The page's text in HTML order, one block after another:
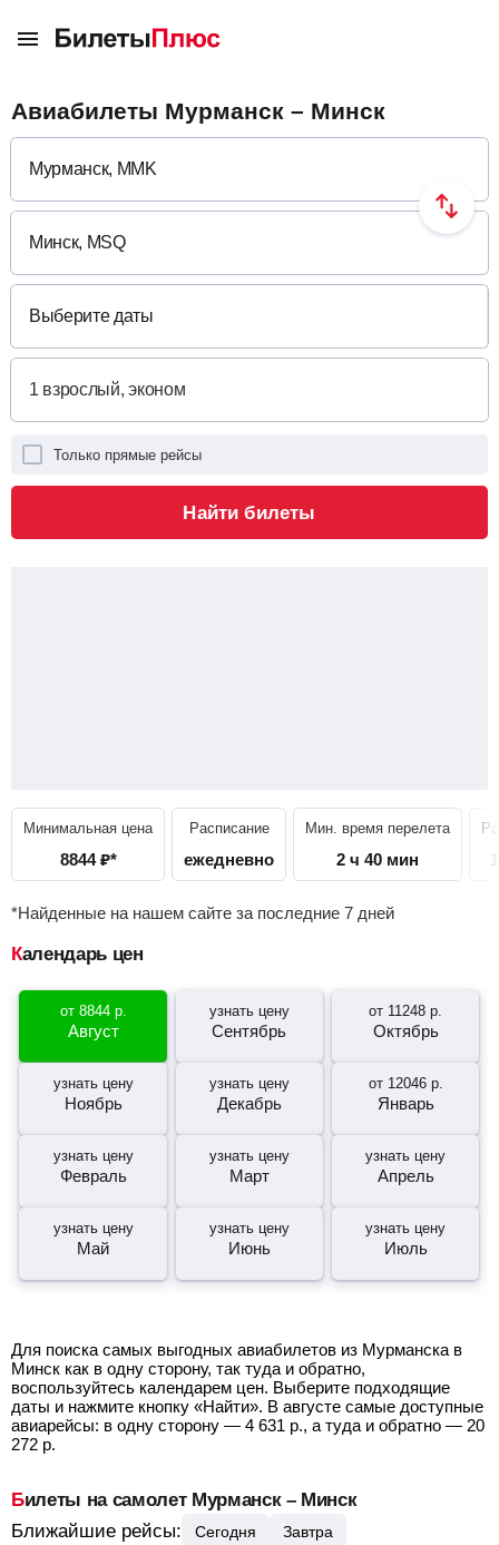
Авиабилеты Мурманск – Минск
Выберите даты
Только прямые рейсы
Найти билеты
Минимальная цена
8844 ₽*
Расписание
ежедневно
Мин. время перелета
2 ч 40 мин
*Найденные на нашем сайте за последние 7 дней
Календарь цен
от 8844р.
Август
узнать цену
Сентябрь
от 11248 р.
Октябрь
узнать цену
Ноябрь
узнать цену
Декабрь
от 12046р.
Январь
узнать цену
Февраль
узнать цену
Март
узнать цену
Апрель
узнать цену
Май
узнать цену
Июнь
узнать цену
Июль
Для поиска самых выгодных авиабилетов из Мурманска в
Минск как в одну сторону, так туда и обратно,
воспользуйтесь календарем цен. Выберите подходящие
даты и нажмите кнопку «Найти». В августе самые доступные
авиарейсы: в одну сторону — 4 631 р., а туда и обратно — 20
272 р.
Билеты на самолет Мурманск – Минск
Ближайшие рейсы:
Сегодня Завтра